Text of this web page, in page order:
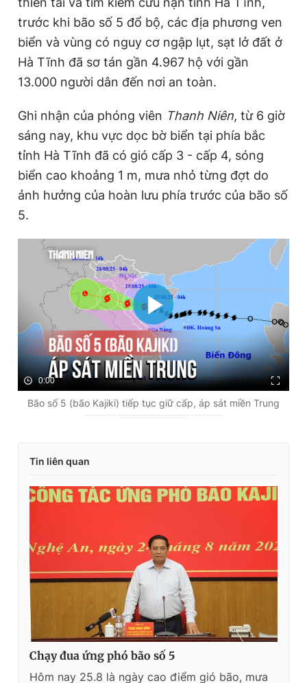
trước khi bão số 5 đổ bộ, các địa phương ven
biển và vùng có nguy cơ ngập lụt, sạt lở đất ở
Hà Tĩnh đã sơ tán gần 4.967 hộ với gần
13.000 người dân đến nơi an toàn.
Ghi nhận của phóng viên Thanh Niên, từ 6 giờ
sáng nay, khu vực dọc bờ biển tại phía bắc
tỉnh Hà Tĩnh đã có gió cấp 3 - cấp 4, sóng
biển cao khoảng 1 m, mưa nhỏ từng đợt do
ảnh hưởng của hoàn lưu phía trước của bão số
5.
0:00
Bão số 5 (bão Kajiki) tiếp tục giữ cấp, áp sát miền Trung
Tin liên quan
Chạy đua ứng phó bão số 5
Hôm nay 25.8 là ngày cao điểm gió bão, mưa